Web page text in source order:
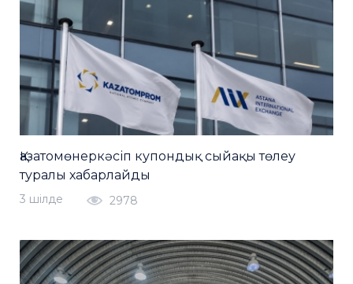
Қазатомөнеркәсіп купондық сыйақы төлеу
туралы хабарлайды
3 шiлде 2978